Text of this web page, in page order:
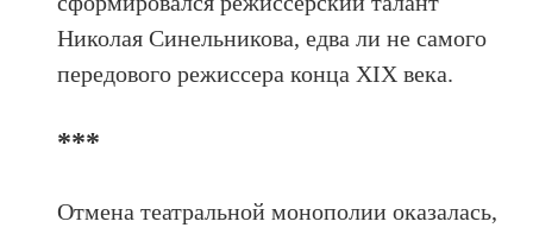
Николая Синельникова, едва ли не самого
передового режиссера конца XIX века.
***
Отмена театральной монополии оказалась,